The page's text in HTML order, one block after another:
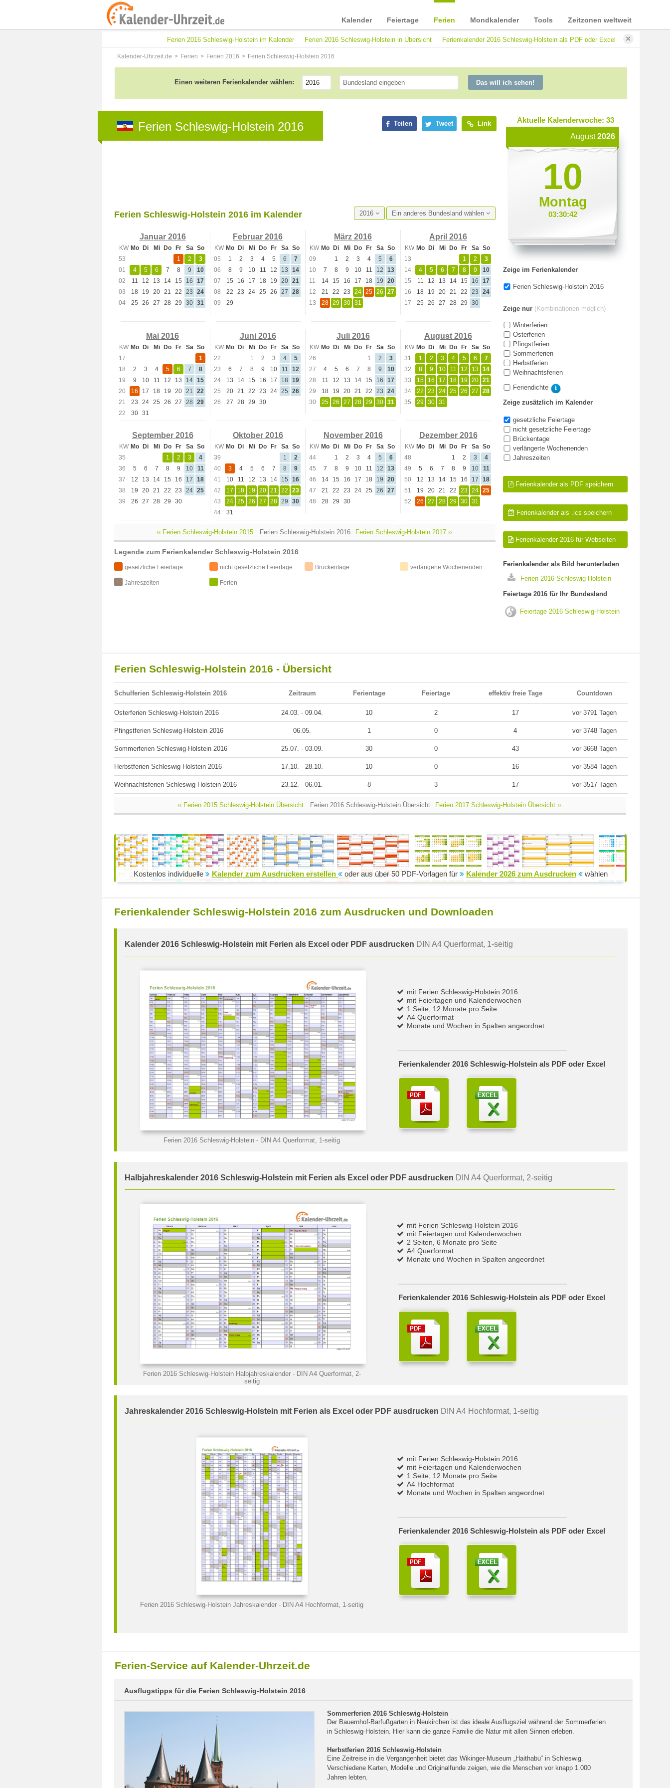
Kalender Feiertage Ferien Mondkalender Tools Zeitzonen weltweit
Ferien 2016 Schleswig-Holstein im Kalender Ferien 2016 Schleswig-Holstein in Übersicht Ferienkalender 2016 Schleswig-Holstein als PDF oder Excel ×
Kalender-Uhrzeit.de Ferien Ferien 2016 Ferien Schleswig-Holstein 2016
Einen weiteren Ferienkalender wählen: Das will ich sehen!
Teilen Tweet Link
Ferien Schleswig-Holstein 2016
Ferien Schleswig-Holstein 2016 im Kalender 2016 Ein anderes Bundesland wählen
Januar 2016
KW Mo Di Mi Do Fr Sa So
53
1 2
3
01
4 5 6 7 8 9
10
02
11 12 13 14 15 16
17
03
18 19 20 21 22 23
24
04
25 26 27 28 29 30 31
Februar 2016
KW Mo Di Mi Do Fr Sa So
05
1 2 3 4 5 6
7
06
8 9 10 11 12 13
14
07
15 16 17 18 19 20 21
08
22 23 24 25 26 27
28
09
29
März 2016
KW Mo Di Mi Do Fr Sa So
09
1 2 3 4 5
6
10
7 8 9 10 11 12
13
11
14 15 16 17 18 19
20
12
21 22 23 24 25 26
27
13
28 29 30 31
April 2016
KW Mo Di Mi Do Fr Sa So
13
1 2
3
14
4 5 6 7 8 9
10
15
11 12 13 14 15 16
17
16
18 19 20 21 22 23
24
17
25 26 27 28 29 30
Mai 2016
KW Mo Di Mi Do Fr Sa So
17
1
18
2 3 4 5 6 7
8
19
9 10 11 12 13 14 15
20
16 17 18 19 20 21
22
21
23 24 25 26 27 28
29
22
30 31
Juni 2016
KW Mo Di Mi Do Fr Sa So
22
1 2 3 4
5
23
6 7 8 9 10 11
12
24
13 14 15 16 17 18
19
25
20 21 22 23 24 25
26
26
27 28 29 30
Juli 2016
KW Mo Di Mi Do Fr Sa So
26
1 2
3
27
4 5 6 7 8 9
10
28
11 12 13 14 15 16
17
29
18 19 20 21 22 23
24
30
25 26 27 28 29 30 31
August 2016
KW Mo Di Mi Do Fr Sa So
31
1 2 3 4 5 6
7
32
8 9 10 11 12 13 14
33
15 16 17 18 19 20 21
34
22 23 24 25 26 27
28
35
29 30 31
September 2016
KW Mo Di Mi Do Fr Sa So
35
1 2 3
4
36
5 6 7 8 9 10
11
37
12 13 14 15 16 17
18
38
19 20 21 22 23 24 25
39
26 27 28 29 30
Oktober 2016
KW Mo Di Mi Do Fr Sa So
39
1
2
40
3 4 5 6 7 8
9
41
10 11 12 13 14 15
16
42
17 18 19 20 21 22
23
43
24 25 26 27 28 29
30
44
31
November 2016
KW Mo Di Mi Do Fr Sa So
44
1 2 3 4 5
6
45
7 8 9 10 11 12
13
46
14 15 16 17 18 19
20
47
21 22 23 24 25 26
27
48
28 29 30
Dezember 2016
KW Mo Di Mi Do Fr Sa So
48
1 2 3
4
49
5 6 7 8 9 10
11
50
12 13 14 15 16 17
18
51
19 20 21 22 23 24 25
52
26 27 28 29 30 31
‹‹ Ferien Schleswig-Holstein 2015 Ferien Schleswig-Holstein 2016 Ferien Schleswig-Holstein 2017 ››
Legende zum Ferienkalender Schleswig-Holstein 2016
gesetzliche Feiertage nicht gesetzliche Feiertage Brückentage verlängerte Wochenenden
Jahreszeiten Ferien
Aktuelle Kalenderwoche: 33
August2026
10
Montag
03:30:43
Zeige im Ferienkalender
Ferien Schleswig-Holstein 2016
Zeige nur (Kombinationen möglich)
Winterferien
Osterferien
Pfingstferien
Sommerferien
Herbstferien
Weihnachtsferien
Feriendichte
Zeige zusätzlich im Kalender
gesetzliche Feiertage
nicht gesetzliche Feiertage
Brückentage
verlängerte Wochenenden
Jahreszeiten
Ferienkalender als PDF speichern
Ferienkalender als .ics speichern
Ferienkalender 2016 für Webseiten
Ferienkalender als Bild herunterladen
Ferien 2016 Schleswig-Holstein
Feiertage 2016 für Ihr Bundesland
Feiertage 2016 Schleswig-Holstein
Ferien Schleswig-Holstein 2016 - Übersicht
Schulferien Schleswig-Holstein 2016 Zeitraum Ferientage Feiertage effektiv freie Tage Countdown
Osterferien Schleswig-Holstein 2016 24.03. - 09.04. 10 2 17 vor 3791 Tagen
Pfingstferien Schleswig-Holstein 2016 06.05. 1 0 4 vor 3748 Tagen
Sommerferien Schleswig-Holstein 2016 25.07. - 03.09. 30 0 43 vor 3668 Tagen
Herbstferien Schleswig-Holstein 2016 17.10. - 28.10. 10 0 16 vor 3584 Tagen
Weihnachtsferien Schleswig-Holstein 2016 23.12. - 06.01. 8 3 17 vor 3517 Tagen
‹‹ Ferien 2015 Schleswig-Holstein Übersicht Ferien 2016 Schleswig-Holstein Übersicht Ferien 2017 Schleswig-Holstein Übersicht ››
Kostenlos individuelle Kalender zum Ausdrucken erstellen oder aus über 50 PDF-Vorlagen für Kalender 2026 zum Ausdrucken wählen
Ferienkalender Schleswig-Holstein 2016 zum Ausdrucken und Downloaden
Kalender 2016 Schleswig-Holstein mit Ferien als Excel oder PDF ausdrucken DIN A4 Querformat, 1-seitig
Ferien 2016 Schleswig-Holstein - DIN A4 Querformat, 1-seitig
mit Ferien Schleswig-Holstein 2016
mit Feiertagen und Kalenderwochen
1 Seite, 12 Monate pro Seite
A4 Querformat
Monate und Wochen in Spalten angeordnet
Ferienkalender 2016 Schleswig-Holstein als PDF oder Excel
Halbjahreskalender 2016 Schleswig-Holstein mit Ferien als Excel oder PDF ausdrucken DIN A4 Querformat, 2-seitig
Ferien 2016 Schleswig-Holstein Halbjahreskalender- DIN A4 Querformat, 2-
seitig
mit Ferien Schleswig-Holstein 2016
mit Feiertagen und Kalenderwochen
2 Seiten, 6 Monate pro Seite
A4 Querformat
Monate und Wochen in Spalten angeordnet
Ferienkalender 2016 Schleswig-Holstein als PDF oder Excel
Jahreskalender 2016 Schleswig-Holstein mit Ferien als Excel oder PDF ausdrucken DIN A4 Hochformat, 1-seitig
Ferien 2016 Schleswig-Holstein Jahreskalender - DIN A4 Hochformat, 1-seitig
mit Ferien Schleswig-Holstein 2016
mit Feiertagen und Kalenderwochen
1 Seite, 12 Monate pro Seite
A4 Hochformat
Monate und Wochen in Spalten angeordnet
Ferienkalender 2016 Schleswig-Holstein als PDF oder Excel
Ferien-Service auf Kalender-Uhrzeit.de
Ausflugstipps für die Ferien Schleswig-Holstein 2016
Sommerferien 2016 Schleswig-Holstein
Der Bauernhof-Barfußgarten in Neukirchen ist das ideale Ausflugsziel während der Sommerferien
in Schleswig-Holstein. Hier kann die ganze Familie die Natur mit allen Sinnen erleben.
Herbstferien 2016 Schleswig-Holstein
Eine Zeitreise in die Vergangenheit bietet das Wikinger-Museum „Haithabu“ in Schleswig.
Verschiedene Karten, Modelle und Originalfunde zeigen, wie die Menschen vor knapp 1.000
Jahren lebten.